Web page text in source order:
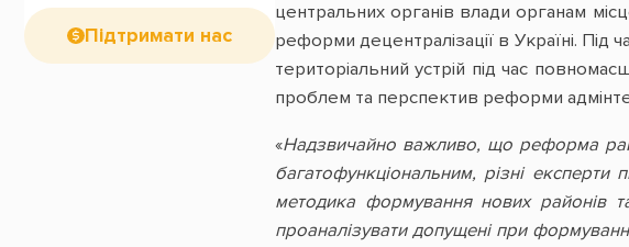
Підтримати нас
центральних органів влади органам
реформи децентралізації в Україні.
територіальний устрій під час
проблем та перспектив реформи
«Надзвичайно важливо, що реформа
багатофункціональним, різні
методика формування нових районів
проаналізувати допущені при